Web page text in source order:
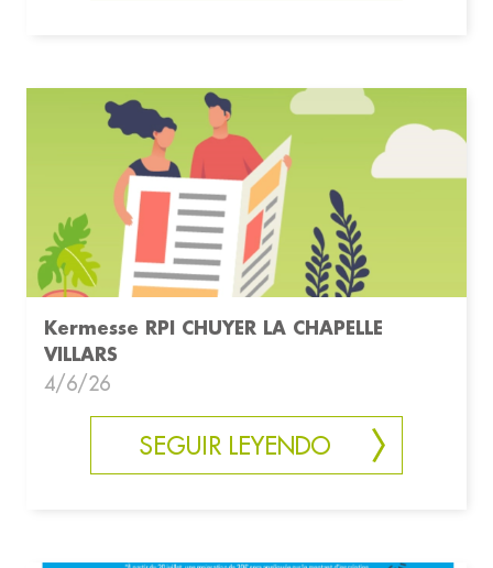
Kermesse RPI CHUYER LA CHAPELLE
VILLARS
4/6/26
SEGUIR LEYENDO